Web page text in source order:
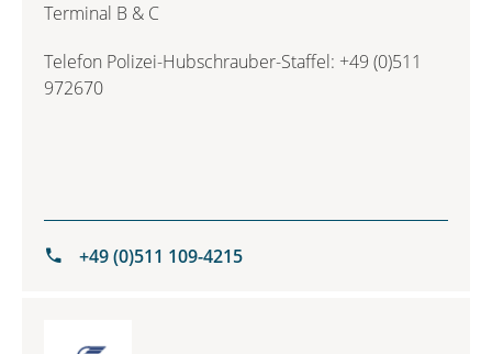
Terminal B & C
Telefon Polizei-Hubschrauber-Staffel: +49 (0)511
972670
+49 (0)511 109-4215